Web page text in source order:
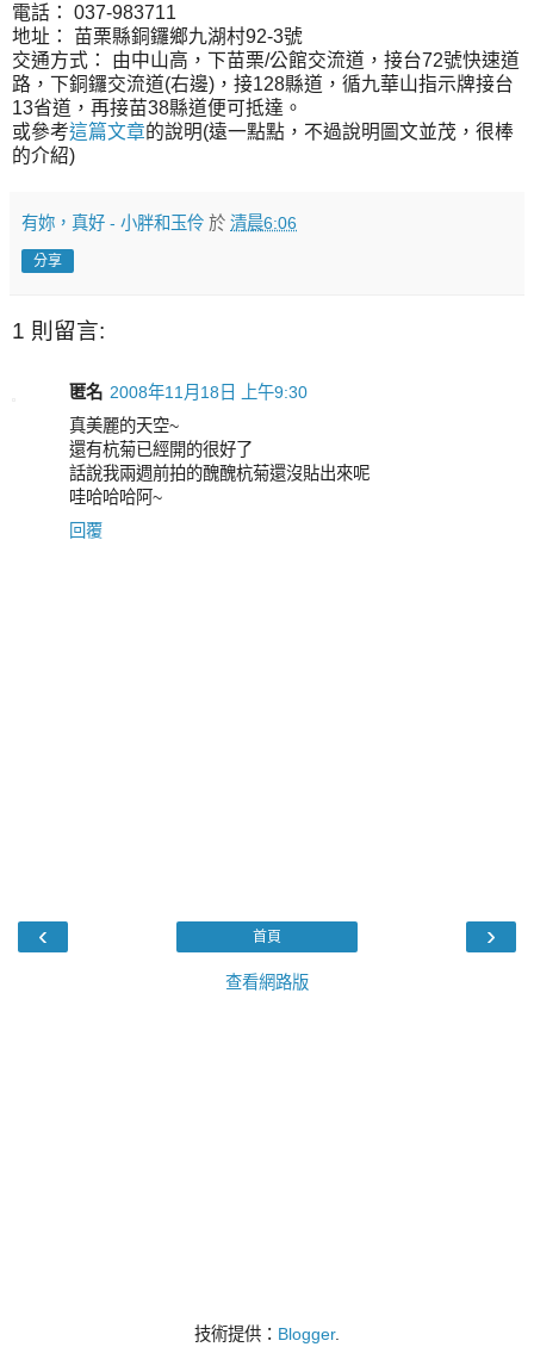
電話： 037-983711
地址： 苗栗縣銅鑼鄉九湖村92-3號
交通方式： 由中山高，下苗栗/公館交流道，接台72號快速道
路，下銅鑼交流道(右邊)，接128縣道，循九華山指示牌接台
13省道，再接苗38縣道便可抵達。
或參考這篇文章的說明(遠一點點，不過說明圖文並茂，很棒
的介紹)
有妳，真好 - 小胖和玉伶 於 清晨6:06
分享
1 則留言:
匿名 2008年11月18日 上午9:30
真美麗的天空~
還有杭菊已經開的很好了
話說我兩週前拍的醜醜杭菊還沒貼出來呢
哇哈哈哈阿~
回覆
‹ ›
首頁
查看網路版
技術提供： Blogger.